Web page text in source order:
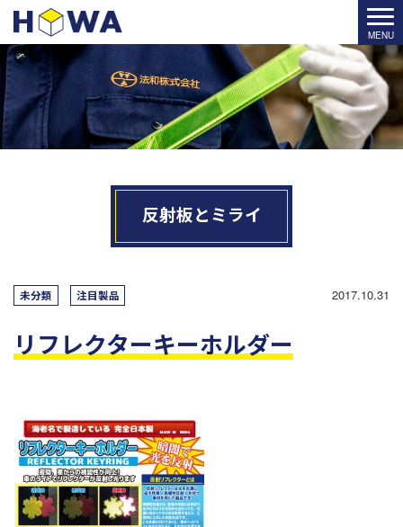
反射板とミライ
未分類 注目製品 2017.10.31
リフレクターキーホルダー